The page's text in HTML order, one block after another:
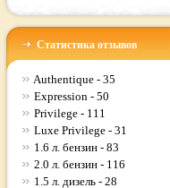
Статистика отзывов
Authentique - 35
Expression - 50
Privilege - 111
Luxe Privilege - 31
1.6 л. бензин - 83
2.0 л. бензин - 116
1.5 л. дизель - 28